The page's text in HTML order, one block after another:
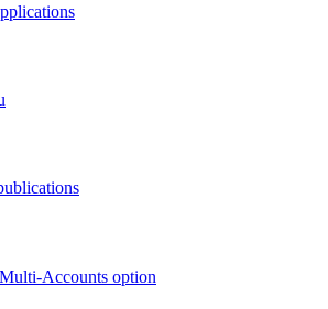
Accounts option